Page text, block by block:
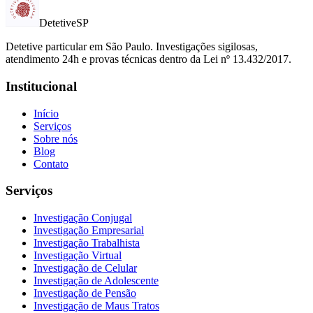
DetetiveSP
Detetive particular em São Paulo. Investigações sigilosas,
atendimento 24h e provas técnicas dentro da Lei nº 13.432/2017.
Institucional
Início
Serviços
Sobre nós
Blog
Contato
Serviços
Investigação Conjugal
Investigação Empresarial
Investigação Trabalhista
Investigação Virtual
Investigação de Celular
Investigação de Adolescente
Investigação de Pensão
Investigação de Maus Tratos